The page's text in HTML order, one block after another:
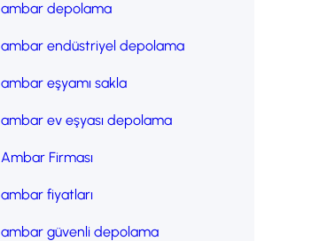
ambar depolama
ambar endüstriyel depolama
ambar eşyamı sakla
ambar ev eşyası depolama
Ambar Firması
ambar fiyatları
ambar güvenli depolama